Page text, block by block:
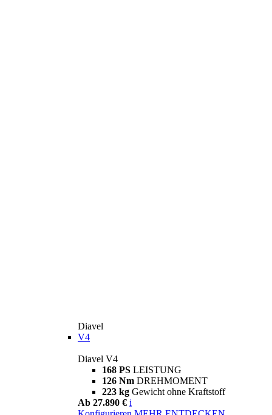
Diavel
V4
Diavel V4
168 PS LEISTUNG
126 Nm DREHMOMENT
223 kg Gewicht ohne Kraftstoff
Ab 27.890 € i